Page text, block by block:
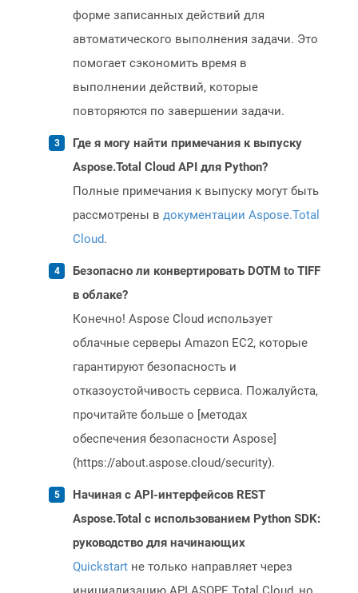
форме записанных действий для
автоматического выполнения задачи. Это
помогает сэкономить время в
выполнении действий, которые
повторяются по завершении задачи.
Где я могу найти примечания к выпуску
Aspose.Total Cloud API для Python?
Полные примечания к выпуску могут быть
рассмотрены в документации Aspose.Total
Cloud.
Безопасно ли конвертировать DOTM to TIFF
в облаке?
Конечно! Aspose Cloud использует
облачные серверы Amazon EC2, которые
гарантируют безопасность и
отказоустойчивость сервиса. Пожалуйста,
прочитайте больше о [методах
обеспечения безопасности Aspose]
(https://about.aspose.cloud/security).
Начиная с API-интерфейсов REST
Aspose.Total с использованием Python SDK:
руководство для начинающих
Quickstart не только направляет через